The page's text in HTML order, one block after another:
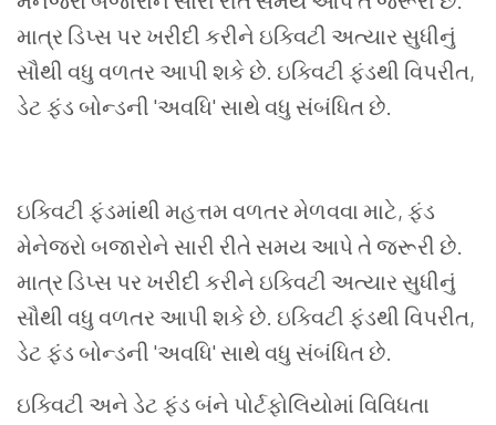
માત્ર ડિપ્સ પર ખરીદી કરીને ઇક્વિટી અત્યાર સુધીનું
સૌથી વધુ વળતર આપી શકે છે. ઇક્વિટી ફંડથી વિપરીત,
ડેટ ફંડ બોન્ડની 'અવધિ' સાથે વધુ સંબંધિત છે.
ઇક્વિટી ફંડમાંથી મહત્તમ વળતર મેળવવા માટે, ફંડ
મેનેજરો બજારોને સારી રીતે સમય આપે તે જરૂરી છે.
માત્ર ડિપ્સ પર ખરીદી કરીને ઇક્વિટી અત્યાર સુધીનું
સૌથી વધુ વળતર આપી શકે છે. ઇક્વિટી ફંડથી વિપરીત,
ડેટ ફંડ બોન્ડની 'અવધિ' સાથે વધુ સંબંધિત છે.
ઇક્વિટી અને ડેટ ફંડ બંને પોર્ટફોલિયોમાં વિવિધતા